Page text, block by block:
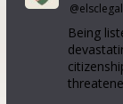
@elsclegal
Being